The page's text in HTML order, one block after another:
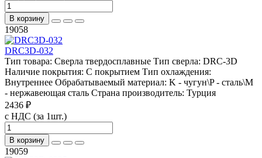
В корзину
19058
DRC3D-032
Тип товара: Сверла твердосплавные Тип сверла: DRC-3D
Наличие покрытия: С покрытием Тип охлаждения:
Внутреннее Обрабатываемый материал: K - чугун\P - сталь\М
- нержавеющая сталь Страна производитель: Турция
2436 ₽
с НДС (за 1шт.)
В корзину
19059